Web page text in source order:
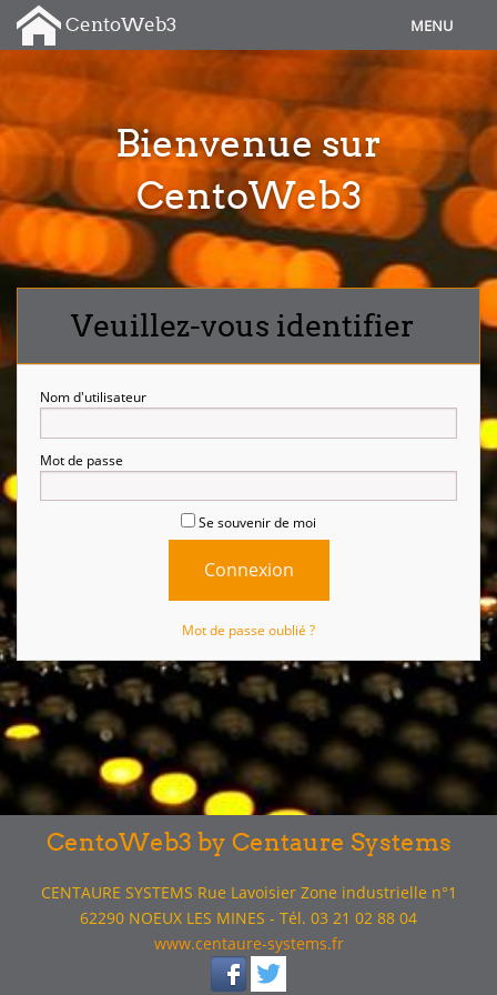
CentoWeb3 MENU
Bienvenue sur
CentoWeb3
Veuillez-vous identifier
Nom d'utilisateur
Mot de passe
Se souvenir de moi
Mot de passe oublié ?
CentoWeb3 by Centaure Systems
CENTAURE SYSTEMS Rue Lavoisier Zone industrielle n°1
62290 NOEUX LES MINES - Tél. 03 21 02 88 04
www.centaure-systems.fr